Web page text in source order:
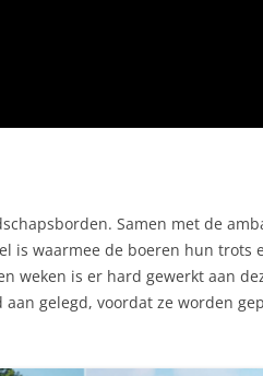
Samen met de
is waarmee de boeren hun trots
weken is er hard gewerkt aan
gelegd, voordat ze worden